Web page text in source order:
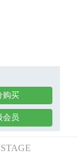
购买
会员